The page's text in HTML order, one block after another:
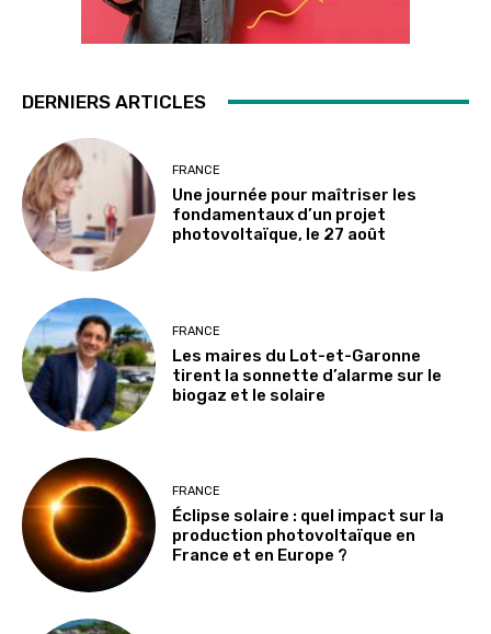
DERNIERS ARTICLES
FRANCE
Une journée pour maîtriser les
fondamentaux d’un projet
photovoltaïque, le 27 août
FRANCE
Les maires du Lot-et-Garonne
tirent la sonnette d’alarme sur le
biogaz et le solaire
FRANCE
Éclipse solaire : quel impact sur la
production photovoltaïque en
France et en Europe ?